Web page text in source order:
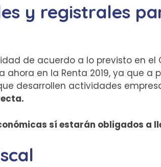
y registrales
de acuerdo a lo previsto en
en la Renta 2019, ya que a
desarrollen actividades
sí estarán obligados a